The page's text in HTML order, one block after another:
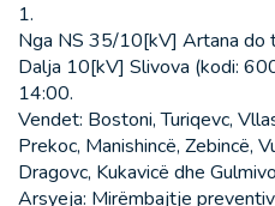
1.
Nga NS 35/10[kV] Artana do
Dalja 10[kV] Slivova (kodi:
14:00.
Vendet: Bostoni, Turiqevc,
Prekoc, Manishincë, Zebincë,
Dragovc, Kukavicë dhe
Arsyeja: Mirëmbajtje